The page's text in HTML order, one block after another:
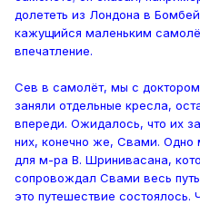
долететь из Лондона в
кажущийся маленьким
впечатление.
Сев в самолёт, мы с
заняли отдельные кресла,
впереди. Ожидалось, что их
них, конечно же, Свами. Одно
для м-ра В. Шринивасана,
сопровождал Свами весь
это путешествие состоялось.